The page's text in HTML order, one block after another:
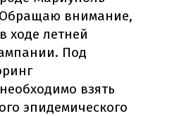
внимание,
ходе летней
Под
взять
эпидемического